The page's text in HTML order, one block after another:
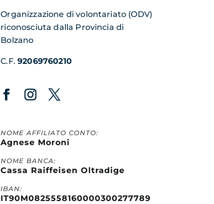
Organizzazione di volontariato (ODV)
riconosciuta dalla Provincia di
Bolzano
C.F.92069760210
NOME AFFILIATO CONTO:
Agnese Moroni
NOME BANCA:
Cassa Raiffeisen Oltradige
IBAN:
IT90M0825558160000300277789